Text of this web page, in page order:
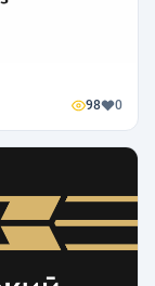
98 0